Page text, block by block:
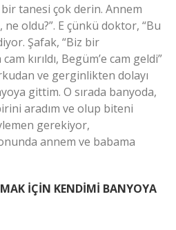
tanesi çok derin. Annem
ne oldu?”. E çünkü doktor, “Bu
Şafak, “Biz bir
kırıldı, Begüm’e cam geldi”
ve gerginlikten dolayı
gittim. O sırada banyoda,
aradım ve olup biteni
gerekiyor,
annem ve babama
İÇİN KENDİMİ BANYOYA